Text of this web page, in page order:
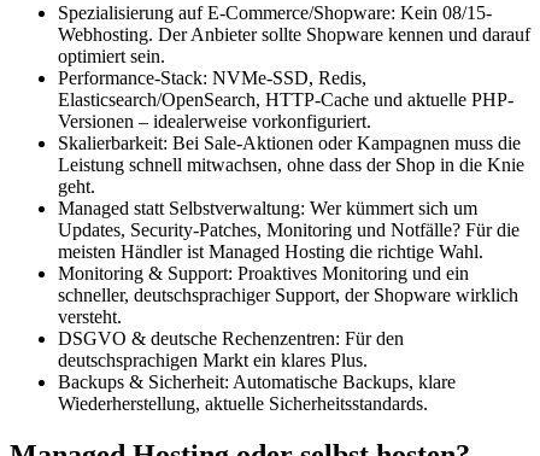
Spezialisierung auf E-Commerce/Shopware: Kein 08/15-
Webhosting. Der Anbieter sollte Shopware kennen und darauf
optimiert sein.
Performance-Stack: NVMe-SSD, Redis,
Elasticsearch/OpenSearch, HTTP-Cache und aktuelle PHP-
Versionen – idealerweise vorkonfiguriert.
Skalierbarkeit: Bei Sale-Aktionen oder Kampagnen muss die
Leistung schnell mitwachsen, ohne dass der Shop in die Knie
geht.
Managed statt Selbstverwaltung: Wer kümmert sich um
Updates, Security-Patches, Monitoring und Notfälle? Für die
meisten Händler ist Managed Hosting die richtige Wahl.
Monitoring & Support: Proaktives Monitoring und ein
schneller, deutschsprachiger Support, der Shopware wirklich
versteht.
DSGVO & deutsche Rechenzentren: Für den
deutschsprachigen Markt ein klares Plus.
Backups & Sicherheit: Automatische Backups, klare
Wiederherstellung, aktuelle Sicherheitsstandards.